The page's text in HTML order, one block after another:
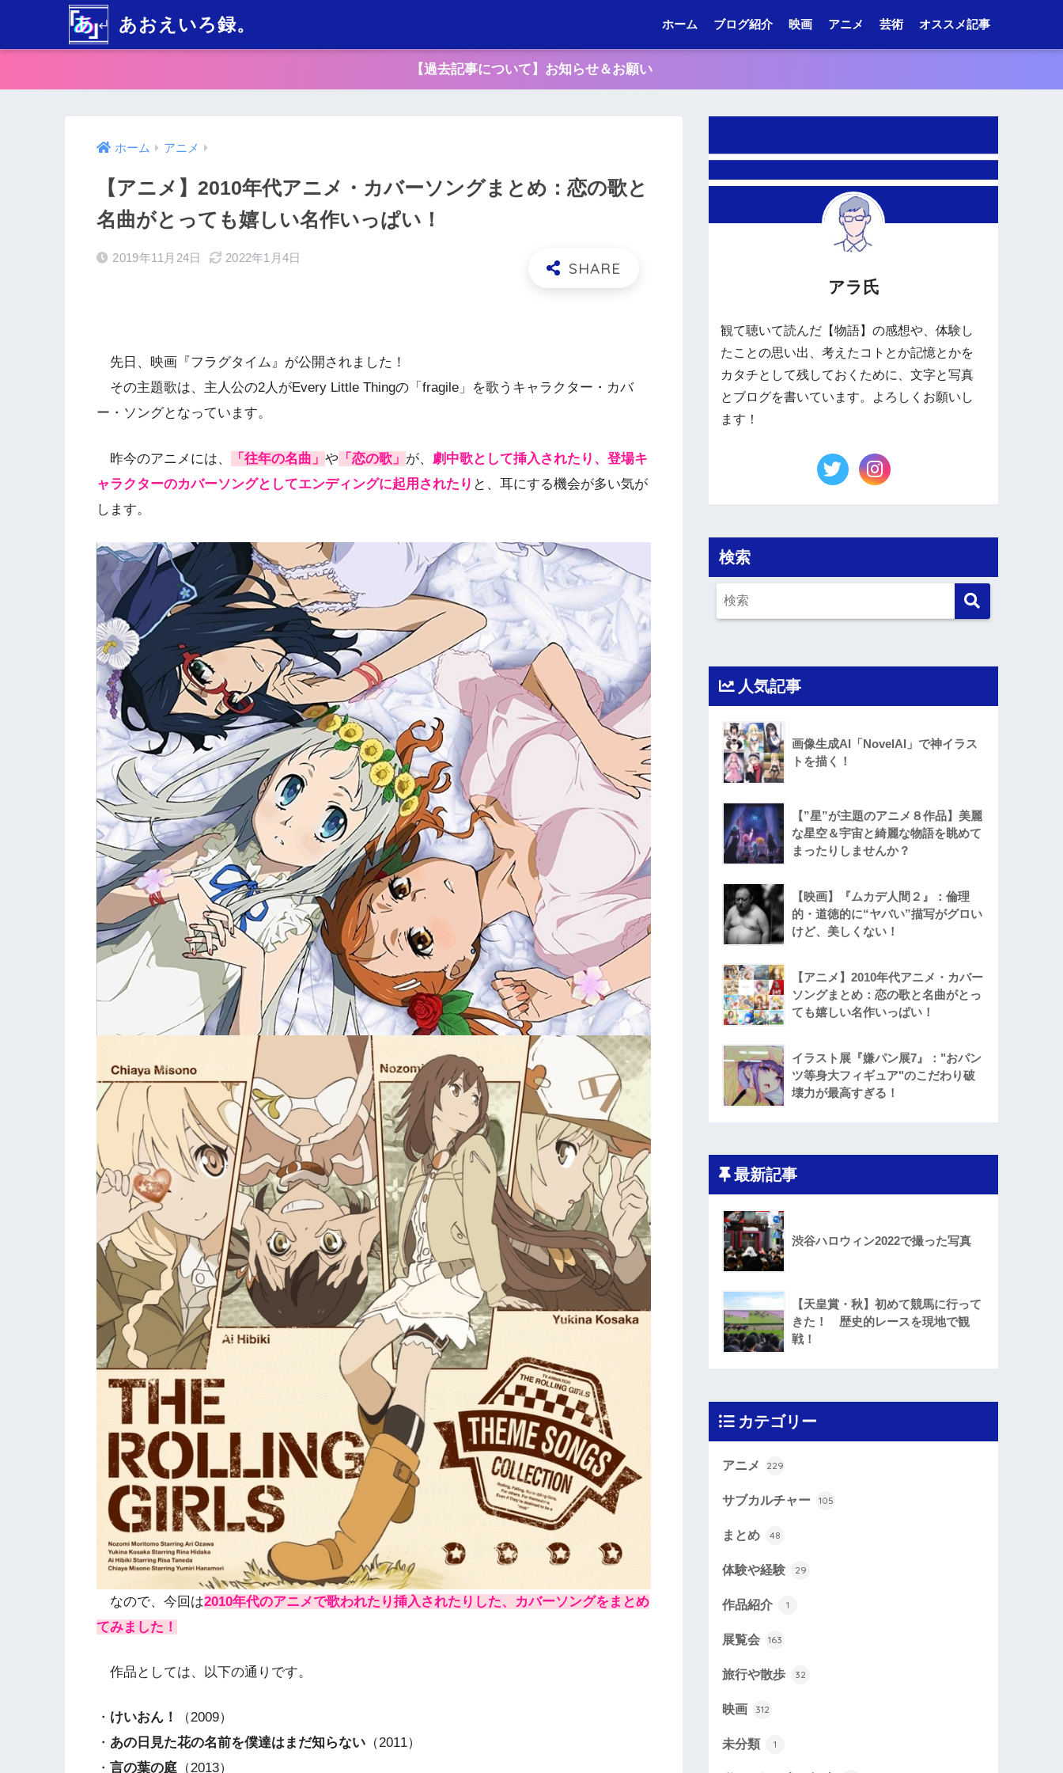
あおえいろ録。 ホーム ブログ紹介 映画 アニメ 芸術 オススメ記事
【過去記事について】お知らせ＆お願い
ホーム アニメ
【アニメ】2010年代アニメ・カバーソングまとめ：恋の歌と
名曲がとっても嬉しい名作いっぱい！
2019年11月24日 2022年1月4日
先日、映画『フラグタイム』が公開されました！
その主題歌は、主人公の2人がEvery Little Thingの「fragile」を歌うキャラクター・カバ
ー・ソングとなっています。
昨今のアニメには、 「往年の名曲」 や 「恋の歌」 が、 劇中歌として挿入されたり、登場キ
ャラクターのカバーソングとしてエンディングに起用されたり と、耳にする機会が多い気が
します。
なので、今回は2010年代のアニメで歌われたり挿入されたりした、カバーソングをまとめ
てみました！
作品としては、以下の通りです。
・ けいおん！
（2009）
・ あの日見た花の名前を僕達はまだ知らない （2011）
・ 言の葉の庭 （2013）
アラ氏
観て聴いて読んだ【物語】の感想や、体験し
たことの思い出、考えたコトとか記憶とかを
カタチとして残しておくために、文字と写真
とブログを書いています。よろしくお願いし
ます！
検索
人気記事
画像生成AI「NovelAI」で神イラス
トを描く！
【”星”が主題のアニメ８作品】美麗
な星空＆宇宙と綺麗な物語を眺めて
まったりしませんか？
【映画】『ムカデ人間２』：倫理
的・道徳的に“ヤバい”描写がグロい
けど、美しくない！
【アニメ】2010年代アニメ・カバー
ソングまとめ：恋の歌と名曲がとっ
ても嬉しい名作いっぱい！
イラスト展『嫌パン展7』："おパン
ツ等身大フィギュア"のこだわり破
壊力が最高すぎる！
最新記事
渋谷ハロウィン2022で撮った写真
【天皇賞・秋】初めて競馬に行って
きた！ 歴史的レースを現地で観
戦！
カテゴリー
アニメ 229
サブカルチャー 105
まとめ 48
体験や経験 29
作品紹介 1
展覧会 163
旅行や散歩 32
映画 312
未分類 1